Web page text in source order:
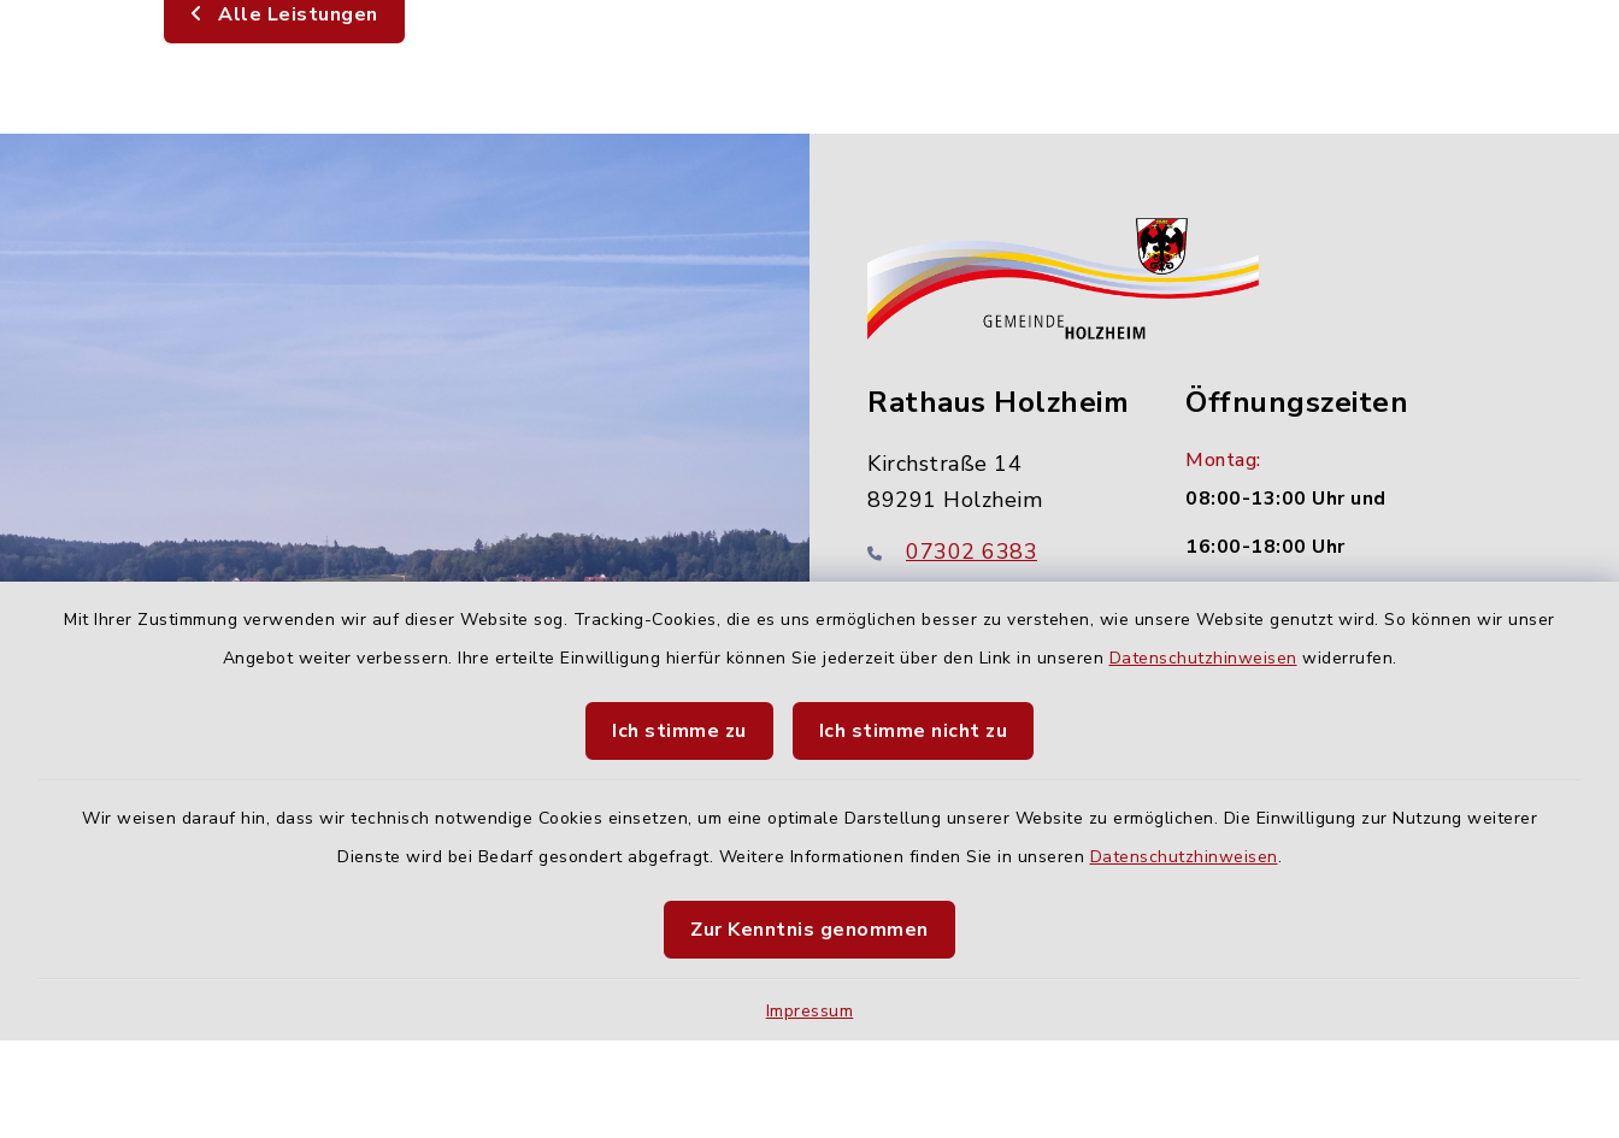
Mit Ihrer Zustimmung verwenden wir auf dieser Website sog. Tracking-Cookies, die es uns ermöglichen besser zu verstehen, wie unsere Website genutzt wird. So können wir unser
Angebot weiter verbessern. Ihre erteilte Einwilligung hierfür können Sie jederzeit über den Link in unseren Datenschutzhinweisen widerrufen.
Ich stimme zu Ich stimme nicht zu
Wir weisen darauf hin, dass wir technisch notwendige Cookies einsetzen, um eine optimale Darstellung unserer Website zu ermöglichen. Die Einwilligung zur Nutzung weiterer
Dienste wird bei Bedarf gesondert abgefragt. Weitere Informationen finden Sie in unseren Datenschutzhinweisen.
Zur Kenntnis genommen
Impressum
Alle Leistungen
Rathaus Holzheim
Kirchstraße 14
89291 Holzheim
07302 6383
info@holzheim-nu.de
Öffnungszeiten
Montag:
08:00-13:00 Uhr und
16:00-18:00 Uhr
Landratsamt Neu-Ulm